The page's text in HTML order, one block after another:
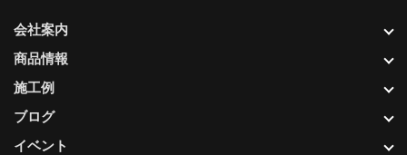
会社案内
商品情報
施工例
ブログ
イベント